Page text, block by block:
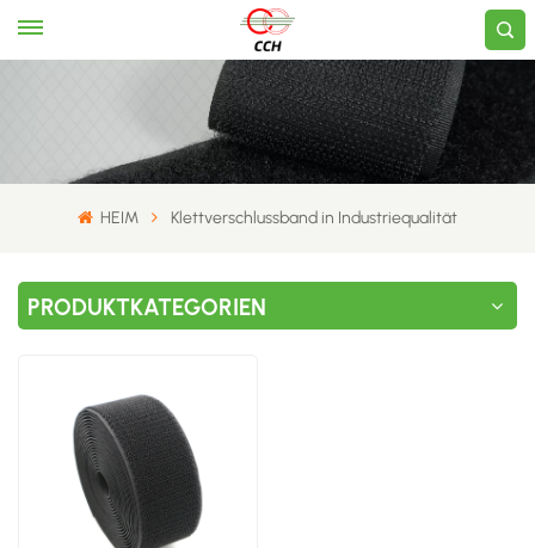
HEIM Klettverschlussband in Industriequalität
PRODUKTKATEGORIEN